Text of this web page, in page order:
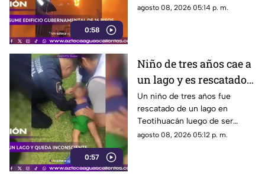
0:58
rescatado y cerca de mil
agosto 08, 2026 05:14 p. m.
0:57
Niño de tres años cae a
un lago y es rescatado
inconsciente en
Teotihuacán
Un niño de tres años fue
rescatado de un lago en
Teotihuacán luego de ser
localizado inconsciente. Un
agosto 08, 2026 05:12 p. m.